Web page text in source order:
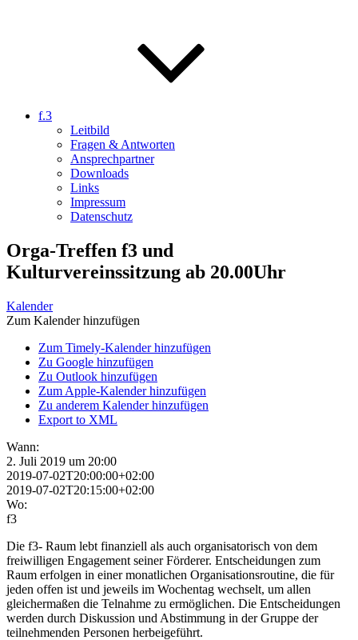
f.3
Leitbild
Fragen & Antworten
Ansprechpartner
Downloads
Links
Impressum
Datenschutz
Orga-Treffen f3 und
Kulturvereinssitzung ab 20.00Uhr
Kalender
Zum Kalender hinzufügen
Zum Timely-Kalender hinzufügen
Zu Google hinzufügen
Zu Outlook hinzufügen
Zum Apple-Kalender hinzufügen
Zu anderem Kalender hinzufügen
Export to XML
Wann:
2. Juli 2019 um 20:00
2019-07-02T20:00:00+02:00
2019-07-02T20:15:00+02:00
Wo:
f3
Die f3- Raum lebt finanziell als auch organisatorisch von dem
freiwilligen Engagement seiner Förderer. Entscheidungen zum
Raum erfolgen in einer monatlichen Organisationsroutine, die für
jeden offen ist und jeweils im Wochentag wechselt, um allen
gleichermaßen die Telnahme zu ermöglichen. Die Entscheidungen
werden durch Diskussion und Abstimmung in der Gruppe der
teilnehmenden Personen herbeigeführt.